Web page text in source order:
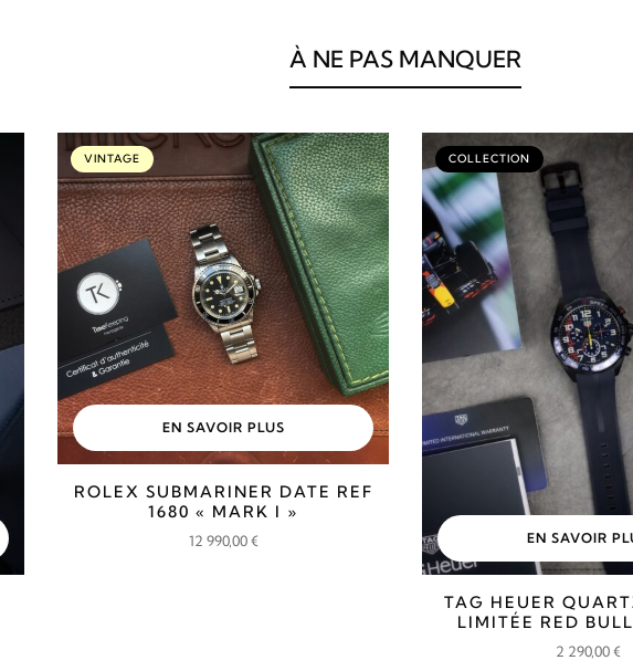
À NE PAS MANQUER
EN SAVOIR PLUS
VINTAGE
ROLEX SUBMARINER DATE REF
1680 « MARK I »
12 990,00€ EN SAVOIR
COLLECTION
TAG HEUER
LIMITÉE RED
2 290,00€